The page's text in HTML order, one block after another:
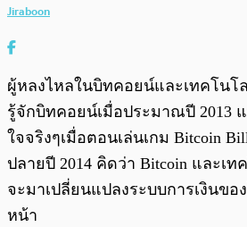
Jiraboon
ผู้หลงไหลในบิทคอยน์และเทคโนโล
รู้จักบิทคอยน์เมื่อประมาณปี 2013
ใจจริงๆเมื่อตอนเล่นเกม Bitcoin
ปลายปี 2014 คิดว่า Bitcoin และเท
จะมาเปลี่ยนแปลงระบบการเงินขอ
หน้า